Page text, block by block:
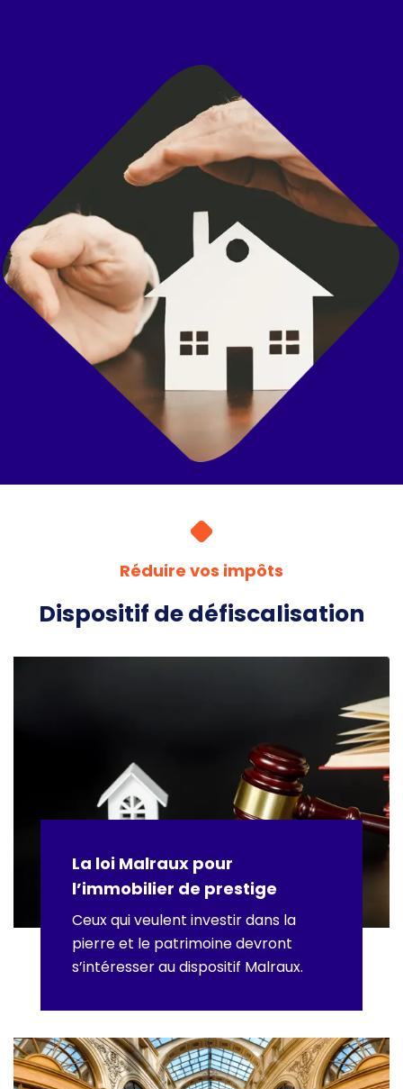
Réduire vos impôts
Dispositif de défiscalisation
La loi Malraux pour
l’immobilier de prestige
Ceux qui veulent investir dans la
pierre et le patrimoine devront
s’intéresser au dispositif Malraux.